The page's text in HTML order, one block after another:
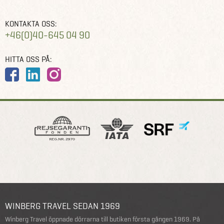
KONTAKTA OSS:
+46(0)40-645 04 90
HITTA OSS PÅ:
WINBERG TRAVEL SEDAN 1969
Winberg Travel öppnade dörrarna till butiken första gången 1969. På